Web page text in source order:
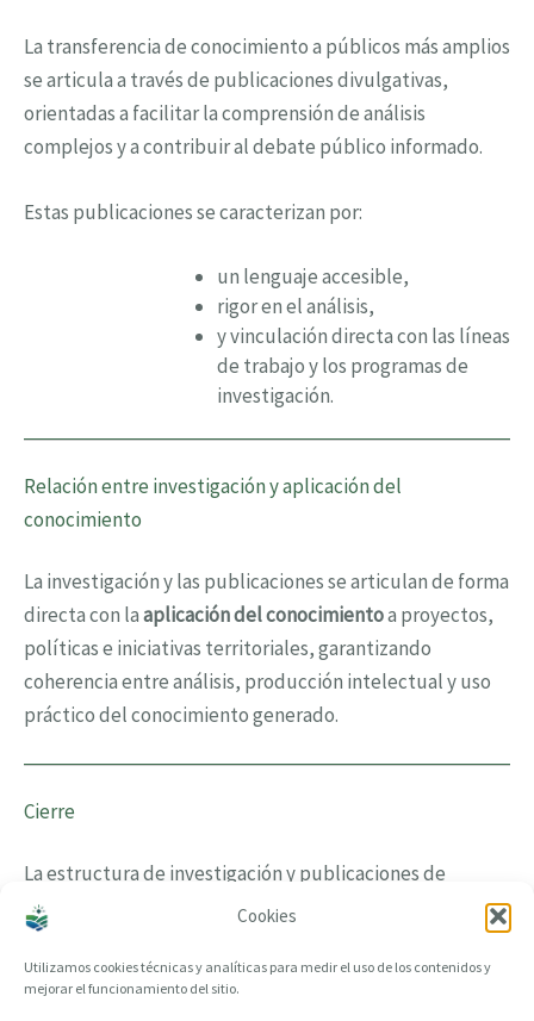
Cookies
Utilizamos cookies técnicas y analíticas para medir el uso de los contenidos y
mejorar el funcionamiento del sitio.
La transferencia de conocimiento a públicos más amplios
se articula a través de publicaciones divulgativas,
orientadas a facilitar la comprensión de análisis
complejos y a contribuir al debate público informado.
Estas publicaciones se caracterizan por:
un lenguaje accesible,
rigor en el análisis,
y vinculación directa con las líneas
de trabajo y los programas de
investigación.
Relación entre investigación y aplicación del
conocimiento
La investigación y las publicaciones se articulan de forma
directa con laaplicación del conocimientoa proyectos,
políticas e iniciativas territoriales, garantizando
coherencia entre análisis, producción intelectual y uso
práctico del conocimiento generado.
Cierre
La estructura de investigación y publicaciones de
CreandoTuProvincia permite organizar el conocimiento
de forma clara, rigurosa y orientada a su aplicación en
contextos reales.